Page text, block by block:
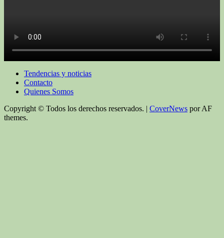
Tendencias y noticias
Contacto
Quienes Somos
Copyright © Todos los derechos reservados. | CoverNews por AF
themes.